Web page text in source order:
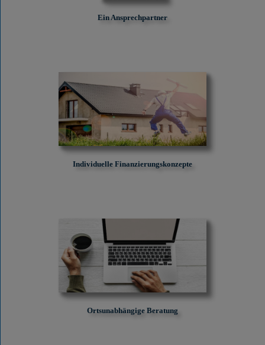
Ein Ansprechpartner
Individuelle Finanzierungskonzepte
Ortsunabhängige Beratung